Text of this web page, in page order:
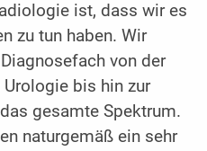
ist, dass wir es
zu tun haben. Wir
von der
Urologie bis hin zur
gesamte Spektrum.
naturgemäß ein sehr